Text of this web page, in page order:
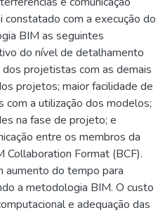
com a execução do
BIM as seguintes
do nível de detalhamento
projetistas com as demais
projetos; maior facilidade de
com a utilização dos modelos;
na fase de projeto; e
entre os membros da
Format (BCF).
aumento do tempo para
a metodologia BIM. O custo
e adequação das